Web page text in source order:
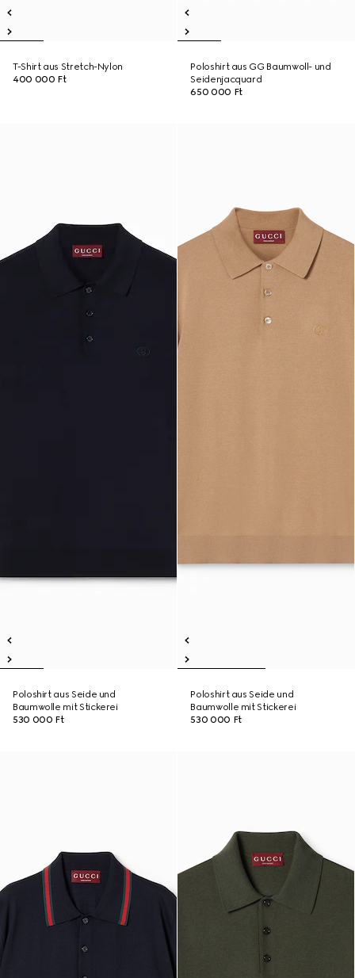
T-Shirt aus Stretch-Nylon
400 000 Ft
Poloshirt aus GG Baumwoll- und
Seidenjacquard
650 000 Ft
Poloshirt aus Seide und
Baumwolle mit Stickerei
530 000 Ft
Poloshirt aus Seide und
Baumwolle mit Stickerei
530 000 Ft